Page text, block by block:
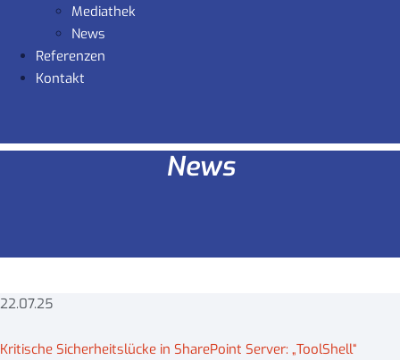
Mediathek
News
Referenzen
Kontakt
News
22.07.25
Kritische Sicherheitslücke in SharePoint Server: „ToolShell“